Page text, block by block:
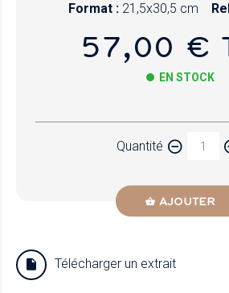
Format : 21,5x30,5 cm
57,00 €
EN STOCK
Quantité
AJOUTER
Télécharger un extrait